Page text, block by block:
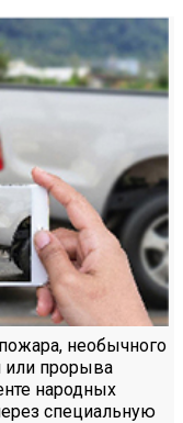
необычного
или прорыва
народных
специальную